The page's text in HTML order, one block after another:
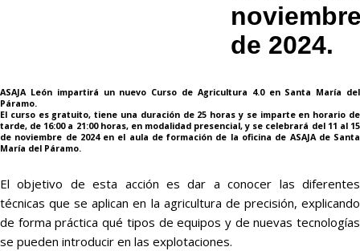
de 2024.
ASAJA León impartirá un nuevo Curso de Agricultura 4.0 en Santa María del
Páramo.
El curso es gratuito, tiene una duración de 25 horas y se imparte en horario de
tarde, de 16:00 a 21:00 horas, en modalidad presencial, y se celebrará del11 al 15
de noviembre de 2024en el aula de formación de la oficina de ASAJA de Santa
María del Páramo.
El objetivo de esta acción es dar a conocer las diferentes
técnicas que se aplican en la agricultura de precisión, explicando
de forma práctica qué tipos de equipos y de nuevas tecnologías
se pueden introducir en las explotaciones.